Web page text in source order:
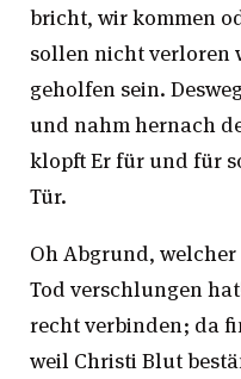
bricht, wir kommen
sollen nicht verloren
geholfen sein.
und nahm hernach
klopft Er für und für
Tür.
Oh Abgrund,
Tod verschlungen
recht verbinden; da
weil Christi Blut